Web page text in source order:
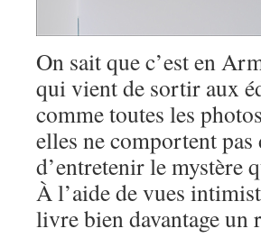
On sait que c’est en
qui vient de sortir aux
comme toutes les
elles ne comportent pas
d’entretenir le mystère
À l’aide de vues
livre bien davantage un